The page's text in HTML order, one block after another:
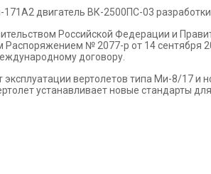
двигатель ВК-2500ПС-03
Российской Федерации и
Распоряжением № 2077-р от 14 сентября
договору.
вертолетов типа Ми-8/17 и
устанавливает новые стандарты для